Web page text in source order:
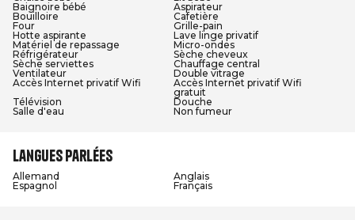
Baignoire bébé
Aspirateur
Bouilloire
Cafetière
Four
Grille-pain
Hotte aspirante
Lave linge privatif
Matériel de repassage
Micro-ondes
Réfrigérateur
Sèche cheveux
Sèche serviettes
Chauffage central
Ventilateur
Double vitrage
Accès Internet privatif Wifi
Accès Internet privatif Wifi
gratuit
Télévision
Douche
Salle d'eau
Non fumeur
Langues parlées
Allemand
Anglais
Espagnol
Français